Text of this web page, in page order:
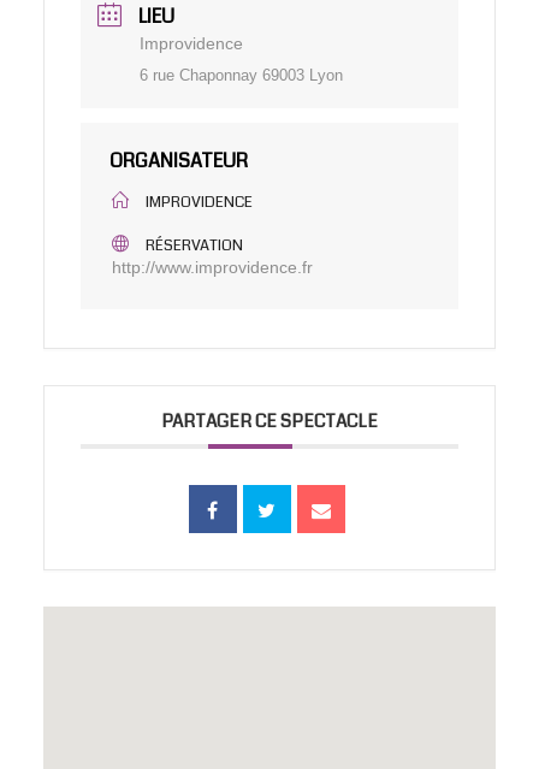
LIEU
Improvidence
6 rue Chaponnay 69003 Lyon
ORGANISATEUR
IMPROVIDENCE
RÉSERVATION
http://www.improvidence.fr
PARTAGER CE SPECTACLE